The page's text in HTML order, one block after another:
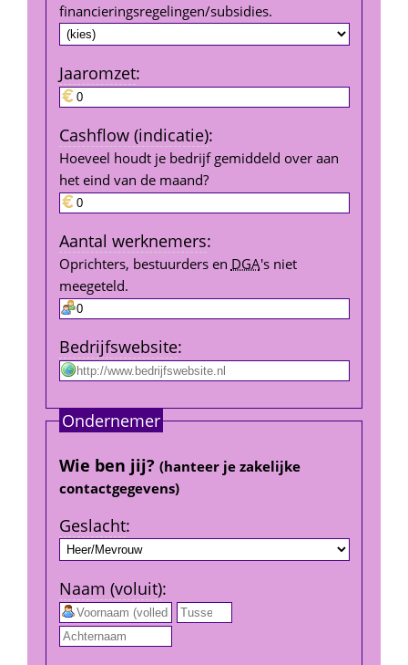
financierings­regelingen/subsidies.
Jaar­omzet:
Cashflow (indicatie):
Hoeveel houdt je bedrijf gemiddeld over aan
het eind van de maand?
Aantal werk­nemers:
Oprichters, bestuurders en DGA's niet
meegeteld.
Bedrijfs­website:
Ondernemer
Wie ben jij? (hanteer je zakelijke
contact­gegevens)
Geslacht:
Naam (voluit):